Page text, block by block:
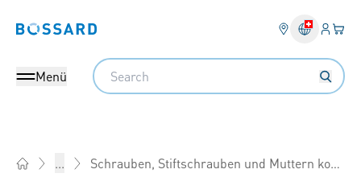
Bossard homepage Ihr
Menü
Search
... Schrauben, Stiftschrauben und Muttern korrekt kennzeichnen